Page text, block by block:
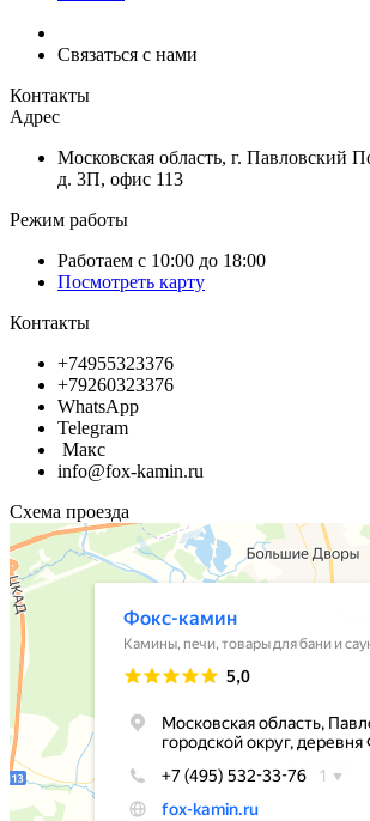
Связаться с нами
Контакты
Адрес
Московская область, г. Павловский
д. 3П, офис 113
Режим работы
Работаем с 10:00 до 18:00
Посмотреть карту
Контакты
+74955323376
+79260323376
WhatsApp
Telegram
Макс
info@fox-kamin.ru
Схема проезда